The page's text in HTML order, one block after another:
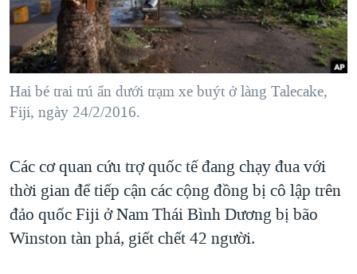
"Tìm"NGƯỜI VIỆT HẢI NGOẠI
ĐỜI SỐNG
KINH TẾ
VĂN HOÁ
THỂ THAO
GIÁO DỤC
TẠI
HÀNH TRÌNH BẦU CỬ 2024
MỘT NĂM CHIẾN TRANH TẠI DẢI GAZA
GIẢI MÃ VÀNH ĐAI & CON ĐƯỜNG
NGÀY TỊ NẠN THẾ GIỚI
GROUND ZERO – XƯA VÀ NAY
CHI PHÍ CHIẾN TRANH AFGHANISTAN
CÁC GIÁ TRỊ CỘNG HÒA Ở VIỆT NAM
VIDEO
NGHE
MẠNG XÃ HỘI
Ngôn ngữ khác
Hai bé trai trú ẩn dưới trạm xe buýt ở làng Talecake,
Fiji, ngày 24/2/2016.
Các cơ quan cứu trợ quốc tế đang chạy đua với
thời gian để tiếp cận các cộng đồng bị cô lập trên
đảo quốc Fiji ở Nam Thái Bình Dương bị bão
Winston tàn phá, giết chết 42 người.